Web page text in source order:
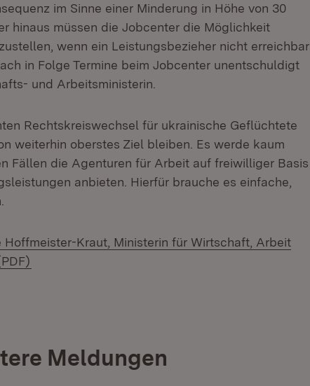
im Sinne einer Minderung in Höhe von 30
hinaus müssen die Jobcenter die Möglichkeit
wenn ein Leistungsbezieher nicht erreichbar
in Folge Termine beim Jobcenter unentschuldigt
und Arbeitsministerin.
Rechtskreiswechsel für ukrainische Geflüchtete
weiterhin oberstes Ziel bleiben. Es werde kaum
Fällen die Agenturen für Arbeit auf freiwilliger Basis
anbieten. Hierfür brauche es einfache,
Hoffmeister-Kraut, Ministerin für Wirtschaft, Arbeit
Meldungen